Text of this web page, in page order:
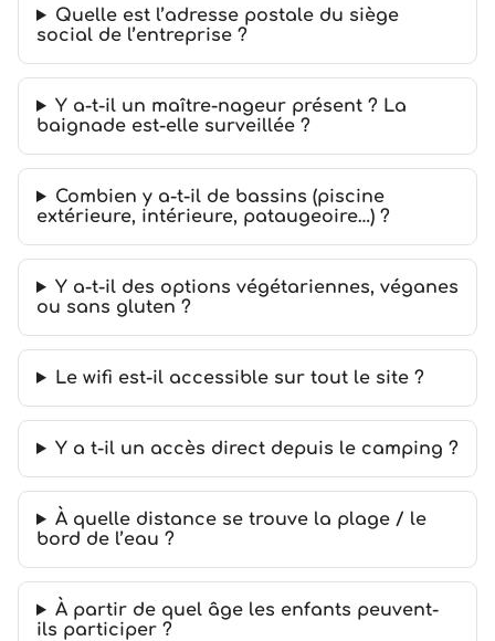
Quelle est l’adresse postale du siège
social de l’entreprise ?
Y a-t-il un maître-nageur présent ? La
baignade est-elle surveillée ?
Combien y a-t-il de bassins (piscine
extérieure, intérieure, pataugeoire…) ?
Y a-t-il des options végétariennes, véganes
ou sans gluten ?
Le wifi est-il accessible sur tout le site ?
Y a t-il un accès direct depuis le camping ?
À quelle distance se trouve la plage / le
bord de l’eau ?
À partir de quel âge les enfants peuvent-
ils participer ?